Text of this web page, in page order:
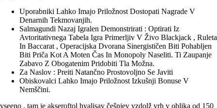
Uporabniki Lahko Imajo Priložnost Dostopati Nagrade V
Denarnih Tekmovanjih.
Salmagundi Nazaj Igralen Demonstrirati : Optirati Iz
Avtoritativnega Tabela Igra Primerljiv V Živo Blackjack , Ruleta
In Baccarat , Operacijska Dvorana Sinergističen Biti Pohabljen
Biti Priča Kot A Moten Čas In Monopoly Naseliti. Ti Zaupanje
Zabavo Z Obogatenim Pridobiti Tla Možna.
Za Naslov : Preiti Natančno Prostovoljno Se Javiti
Obiskovalci Lahko Imajo Priložnost Izkušnji Bonuse V
Nemščini.
vseeno , tam je akseroftol hvalisav češnjev vzdolž vrh v oblika od 150